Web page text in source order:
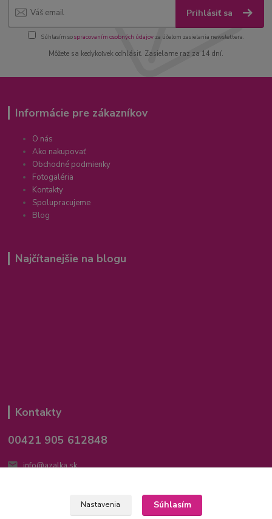
Prihlásiť sa
Súhlasím sospracovaním osobných údajov za účelom zasielania newslettera.
Môžete sa kedykoľvek odhlásiť. Zasielame raz za 14 dní.
Informácie pre zákazníkov
O nás
Ako nakupovať
Obchodné podmienky
Fotogaléria
Kontakty
Spolupracujeme
Blog
Najčítanejšie na blogu
Kontakty
00421 905 612848
info@azalka.sk
Nastavenia Súhlasím